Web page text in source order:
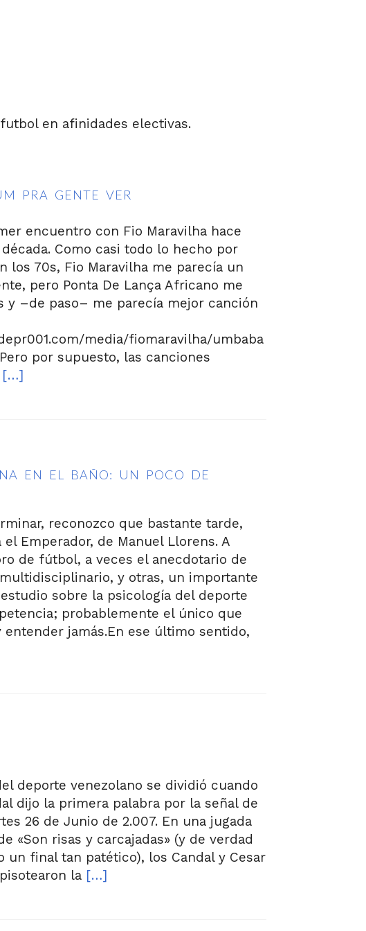
en afinidades electivas.
PRA GENTE VER
encuentro con Fio Maravilha hace
Como casi todo lo hecho por
los 70s, Fio Maravilha me parecía un
pero Ponta De Lança Africano me
y –de paso– me parecía mejor canción
media/fiomaravilha/umbaba
por supuesto, las canciones
[…]
EN EL BAÑO: UN POCO DE
reconozco que bastante tarde,
el Emperador, de Manuel Llorens. A
de fútbol, a veces el anecdotario de
y otras, un importante
sobre la psicología del deporte
probablemente el único que
entender jamás.En ese último sentido,
deporte venezolano se dividió cuando
dijo la primera palabra por la señal de
26 de Junio de 2.007. En una jugada
«Son risas y carcajadas» (y de verdad
un final tan patético), los Candal y Cesar
pisotearon la […]